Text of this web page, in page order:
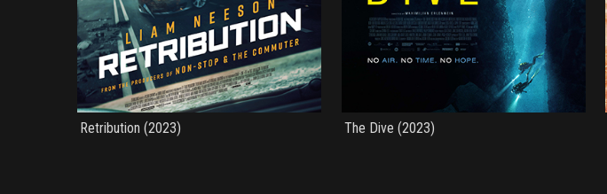
Retribution (2023) The Dive (2023)